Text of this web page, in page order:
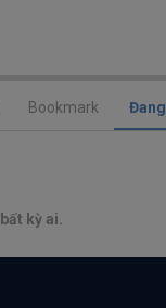
Bookmark
kỳ ai.